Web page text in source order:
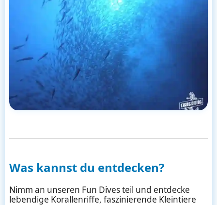
Was kannst du entdecken?
Nimm an unseren Fun Dives teil und entdecke
lebendige Korallenriffe, faszinierende Kleintiere